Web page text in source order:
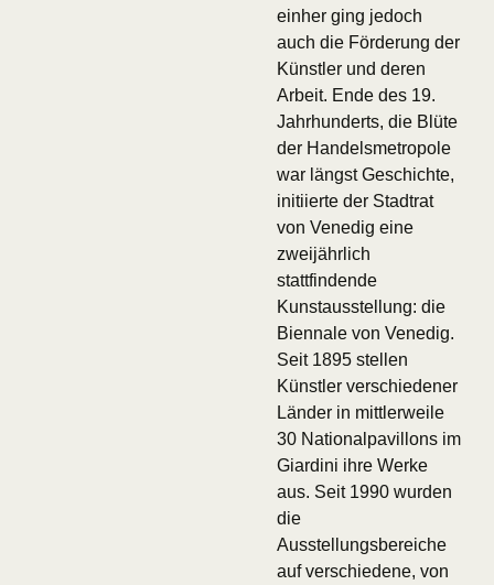
einher ging jedoch
auch die Förderung der
Künstler und deren
Arbeit. Ende des 19.
Jahrhunderts, die Blüte
der Handelsmetropole
war längst Geschichte,
initiierte der Stadtrat
von Venedig eine
zweijährlich
stattfindende
Kunstausstellung: die
Biennale von Venedig.
Seit 1895 stellen
Künstler verschiedener
Länder in mittlerweile
30 Nationalpavillons im
Giardini ihre Werke
aus. Seit 1990 wurden
die
Ausstellungsbereiche
auf verschiedene, von